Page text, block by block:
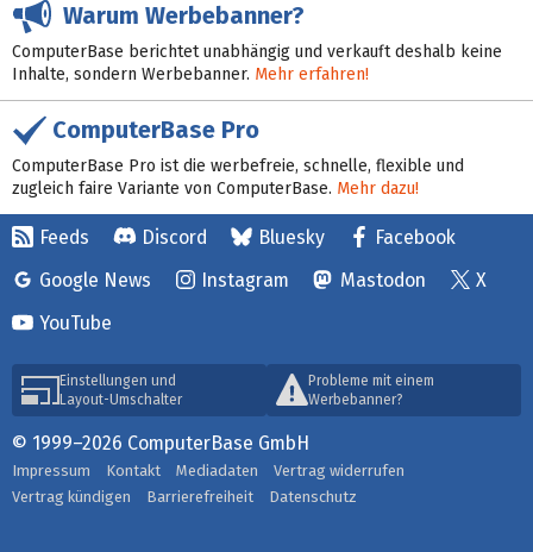
Warum Werbebanner?
ComputerBase berichtet unabhängig und verkauft deshalb keine
Inhalte, sondern Werbebanner. Mehr erfahren!
ComputerBase Pro
ComputerBase Pro ist die werbefreie, schnelle, flexible und
zugleich faire Variante von ComputerBase. Mehr dazu!
Feeds Discord Bluesky
Facebook
Google News
Instagram Mastodon
X
YouTube
Einstellungen und
Layout-Umschalter
Probleme mit einem
Werbebanner?
© 1999–2026 ComputerBase GmbH
Impressum Kontakt Mediadaten
Vertrag widerrufen
Vertrag kündigen
Barrierefreiheit Datenschutz